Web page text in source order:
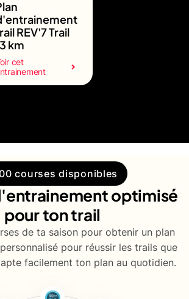
REV'7 Trail
km
cet
courses disponibles
optimisé
pour ton trail
de ta saison pour obtenir un plan
pour réussir les trails que
facilement ton plan au quotidien.